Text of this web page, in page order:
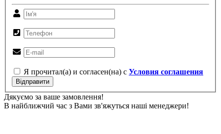
Я прочитал(а) и согласен(на) с Условия соглашения
Відправити
Дякуємо за ваше замовлення!
В найближчий час з Вами зв'яжуться наші менеджери!